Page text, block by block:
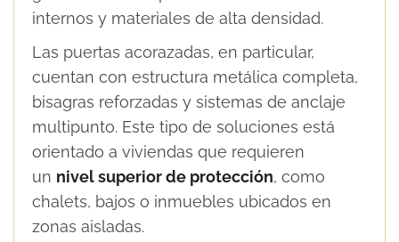
internos y materiales de alta densidad.
Las puertas acorazadas, en particular,
cuentan con estructura metálica completa,
bisagras reforzadas y sistemas de anclaje
multipunto. Este tipo de soluciones está
orientado a viviendas que requieren
un nivel superior de protección, como
chalets, bajos o inmuebles ubicados en
zonas aisladas.